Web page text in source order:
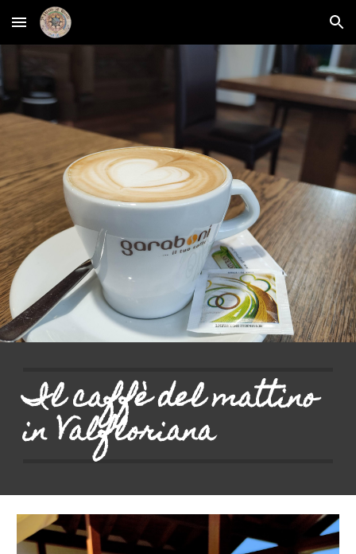
Skip to main content Skip to navigation
Il caffè del mattino
in Valfloriana